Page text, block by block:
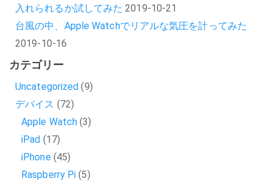
入れられるか試してみた 2019-10-21
台風の中、Apple Watchでリアルな気圧を計ってみた
2019-10-16
カテゴリー
Uncategorized (9)
デバイス (72)
Apple Watch (3)
iPad (17)
iPhone(45)
Raspberry Pi (5)